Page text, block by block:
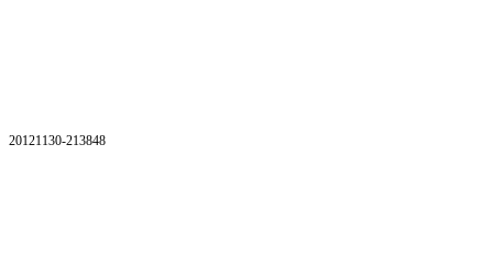
20121130-213848